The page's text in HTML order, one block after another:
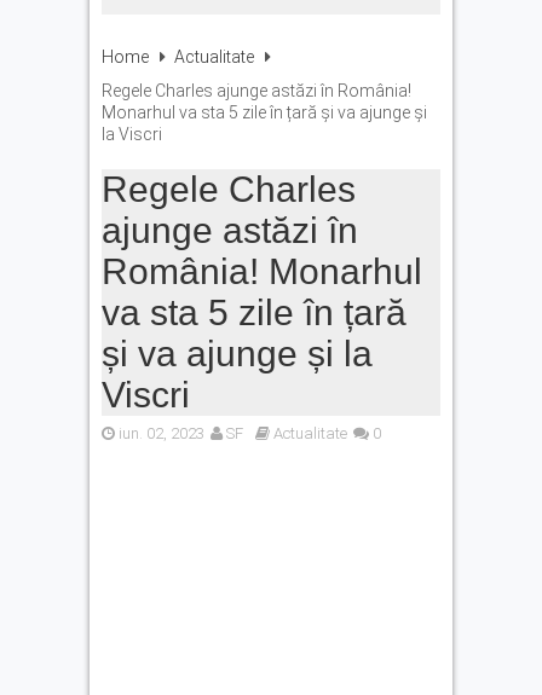
Home
Actualitate
Regele Charles ajunge astăzi în România!
Monarhul va sta 5 zile în țară și va ajunge și
la Viscri
Regele Charles
ajunge astăzi în
România! Monarhul
va sta 5 zile în țară
și va ajunge și la
Viscri
iun. 02, 2023 SF Actualitate 0